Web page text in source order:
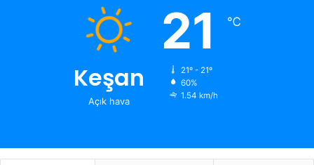
Keşan
Açık hava
21 ℃
21º - 21º
60%
1.54 km/h